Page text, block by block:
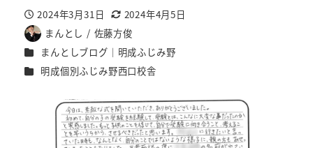
投稿日
2024年3月31日
更新日
2024年4月5日
著
者
まんとし / 佐藤方俊
カテゴリー
まんとしブログ｜明成ふじみ野
カテゴリー
明成個別ふじみ野西口校舎